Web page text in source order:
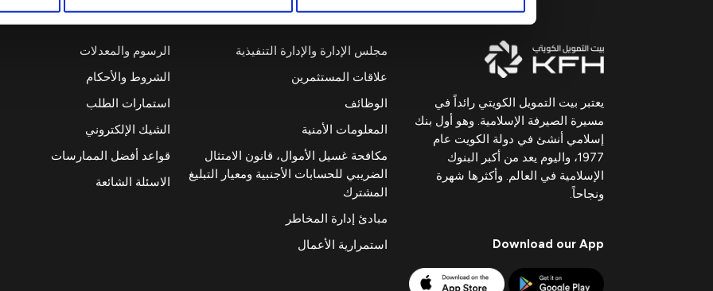
يعتبر بيت التمويل الكويتي رائداً في
مسيرة الصيرفة الإسلامية. وهو أول بنك
إسلامي أنشئ في دولة الكويت عام
1977، واليوم يعد من أكبر البنوك
الإسلامية في العالم. وأكثرها شهرة
ونجاحاً.
Download our App
مجلس الإدارة والإدارة التنفيذية
علاقات المستثمرين
الوظائف
المعلومات الأمنية
مكافحة غسيل الأموال، قانون الامتثال
الضريبي للحسابات الأجنبية ومعيار التبليغ
المشترك
مبادئ إدارة المخاطر
استمرارية الأعمال
الرسوم والمعدلات
الشروط والأحكام
استمارات الطلب
الشيك الإلكتروني
قواعد أفضل الممارسات
الاسئلة الشائعة